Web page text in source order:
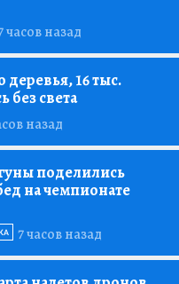
часов назад
16 тыс.
без света
назад
поделились
на чемпионате
7 часов назад